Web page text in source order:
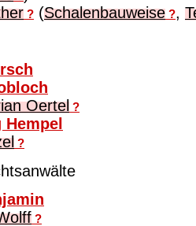
? (Schalenbauweise ?,
Oertel ?
?
?